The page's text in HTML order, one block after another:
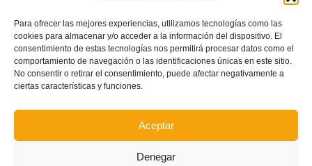
Para ofrecer las mejores experiencias, utilizamos tecnologías como las
cookies para almacenar y/o acceder a la información del dispositivo. El
consentimiento de estas tecnologías nos permitirá procesar datos como el
comportamiento de navegación o las identificaciones únicas en este sitio.
No consentir o retirar el consentimiento, puede afectar negativamente a
ciertas características y funciones.
Aceptar
Denegar
JUEVES, 20 JUNIO 2019 POR PRENSA FFCV